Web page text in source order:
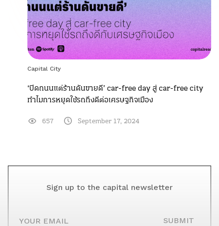
Capital City
‘ปิดถนนแต่ร้านดันขายดี’ car-free day สู่ car-free city
ทำไมการหยุดใช้รถถึงดีต่อเศรษฐกิจเมือง
657 September 17, 2024
Sign up to the capital newsletter
SUBMIT